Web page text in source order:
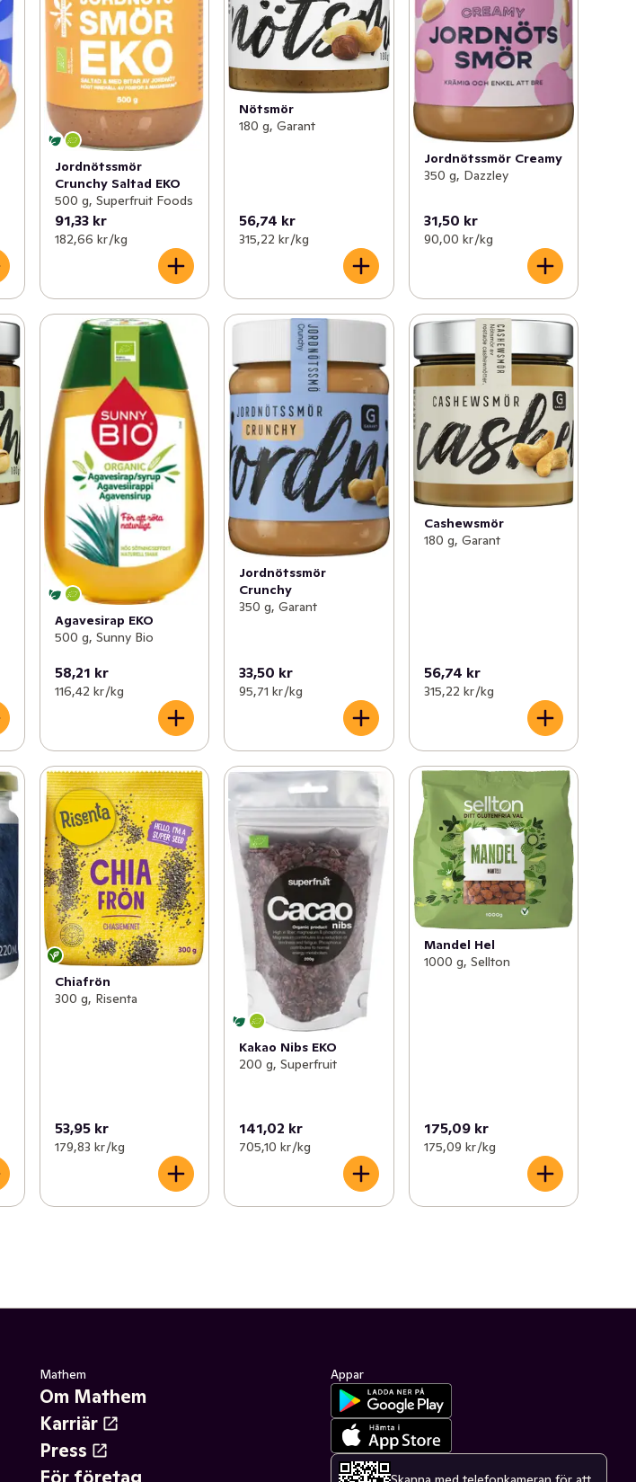
Jordnötssmör
Crunchy Saltad EKO
500 g, Superfruit Foods
91,33 kr
182,66 kr /kg
Nötsmör
180 g, Garant
56,74 kr
315,22 kr /kg
Jordnötssmör Creamy
350 g, Dazzley
31,50 kr
90,00 kr /kg
Agavesirap EKO
500 g, Sunny Bio
58,21 kr
116,42 kr /kg
Jordnötssmör
Crunchy
350 g, Garant
33,50 kr
95,71 kr /kg
Cashewsmör
180 g, Garant
56,74 kr
315,22 kr /kg
Chiafrön
300 g, Risenta
53,95 kr
179,83 kr /kg
Kakao Nibs EKO
200 g, Superfruit
141,02 kr
705,10 kr /kg
Mandel Hel
1000 g, Sellton
175,09 kr
175,09 kr /kg
Mathem
Om Mathem
Karriär
Press
Appar